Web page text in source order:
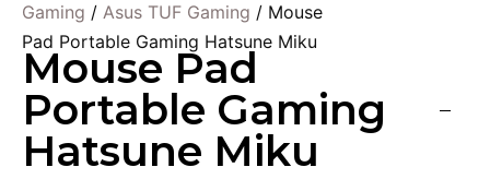
Gaming / Asus TUF Gaming / Mouse
Pad Portable Gaming Hatsune Miku
Mouse Pad
Portable Gaming
Hatsune Miku